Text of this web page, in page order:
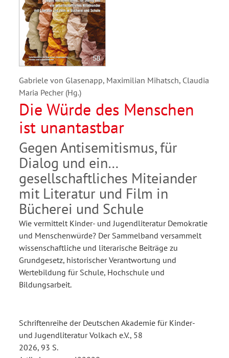
Gabriele von Glasenapp, Maximilian Mihatsch, Claudia
Maria Pecher (Hg.)
Die Würde des Menschen
ist unantastbar
Gegen Antisemitismus, für
Dialog und ein
gesellschaftliches Miteiander
mit Literatur und Film in
Bücherei und Schule
Wie vermittelt Kinder- und Jugendliteratur Demokratie
und Menschenwürde? Der Sammelband versammelt
wissenschaftliche und literarische Beiträge zu
Grundgesetz, historischer Verantwortung und
Wertebildung für Schule, Hochschule und
Bildungsarbeit.
Schriftenreihe der Deutschen Akademie für Kinder-
und Jugendliteratur Volkach e.V., 58
2026, 93 S.